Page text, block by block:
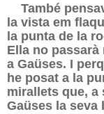
També
la vista em
la punta de la
Ella no
a Gaüses. I
he posat a la
mirallets que, a
Gaüses la seva